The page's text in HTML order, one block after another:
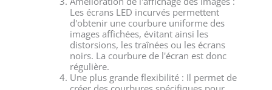
Les écrans LED incurvés permettent
d'obtenir une courbure uniforme des
images affichées, évitant ainsi les
distorsions, les traînées ou les écrans
noirs. La courbure de l'écran est donc
régulière.
Une plus grande flexibilité : Il permet de